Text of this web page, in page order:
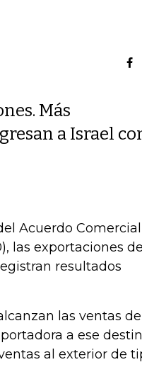
Más
a Israel
Acuerdo Comercial
las exportaciones de
resultados
las ventas de
a ese
al exterior de